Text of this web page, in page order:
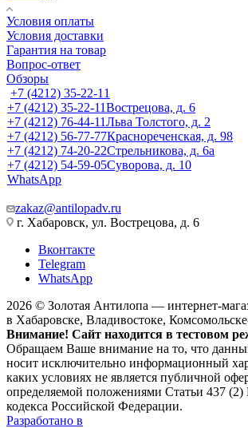
Условия оплаты
Условия доставки
Гарантия на товар
Вопрос-ответ
Обзоры
+7 (4212) 35-22-11
+7 (4212) 35-22-11Вострецова, д. 6
+7 (4212) 76-44-11Льва Толстого, д. 2
+7 (4212) 56-77-77Краснореченская, д. 98
+7 (4212) 74-20-22Стрельникова, д. 6а
+7 (4212) 54-59-05Суворова, д. 10
WhatsApp
zakaz@antilopadv.ru
г. Хабаровск, ул. Вострецова, д. 6
Вконтакте
Telegram
WhatsApp
2026 © Золотая Антилопа — интернет-
в Хабаровске, Владивостоке,
Внимание! Сайт находится в тестовом
Обращаем Ваше внимание на то, что
носит исключительно информационный
каких условиях не является публичной
определяемой положениями Статьи 437 (2)
кодекса Российской Федерации.
Разработано в